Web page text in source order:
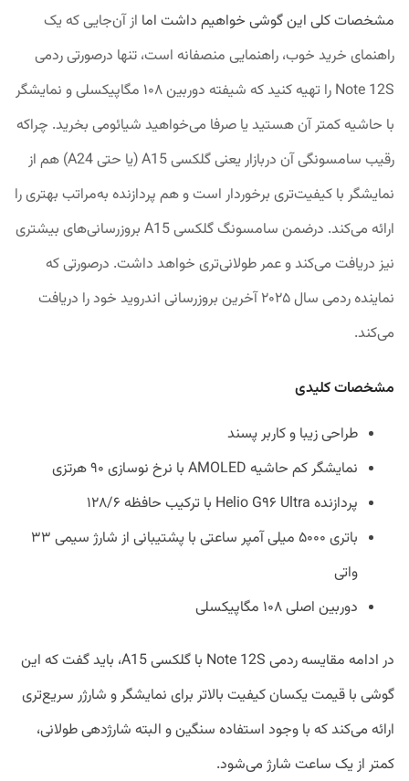
مشخصات کلی این گوشی خواهیم داشت اما از آن‌جایی که یک
راهنمای خرید خوب، راهنمایی منصفانه است، تنها درصورتی ردمی
Note 12S را تهیه کنید که شیفته دوربین ۱۰۸ مگاپیکسلی و نمایشگر
با حاشیه کمتر آن هستید یا صرفا می‌خواهید شیائومی بخرید. چراکه
رقیب سامسونگی آن دربازار یعنی گلکسی A15 (یا حتی A24) هم از
نمایشگر با کیفیت‌تری برخوردار است و هم پردازنده به‌مراتب بهتری را
ارائه می‌کند. درضمن سامسونگ گلکسی A15 بروزرسانی‌های بیشتری
نیز دریافت می‌کند و عمر طولانی‌تری خواهد داشت. درصورتی که
نماینده ردمی سال ۲۰۲۵ آخرین بروزرسانی اندروید خود را دریافت
می‌کند.
مشخصات کلیدی
طراحی زیبا و کاربر پسند
نمایشگر کم حاشیه AMOLED با نرخ نوسازی ۹۰ هرتزی
پردازنده Helio G۹۶ Ultra با ترکیب حافظه ۱۲۸/۶
باتری ۵۰۰۰ میلی آمپر ساعتی با پشتیبانی از شارژ سیمی ۳۳
واتی
دوربین اصلی ۱۰۸ مگاپیکسلی
در ادامه مقایسه ردمی Note 12S با گلکسی A15، باید گفت که این
گوشی با قیمت یکسان کیفیت بالاتر برای نمایشگر و شارژر سریع‌تری
ارائه می‌کند که با وجود استفاده سنگین و البته شارژدهی طولانی،
کمتر از یک ساعت شارژ می‌شود.